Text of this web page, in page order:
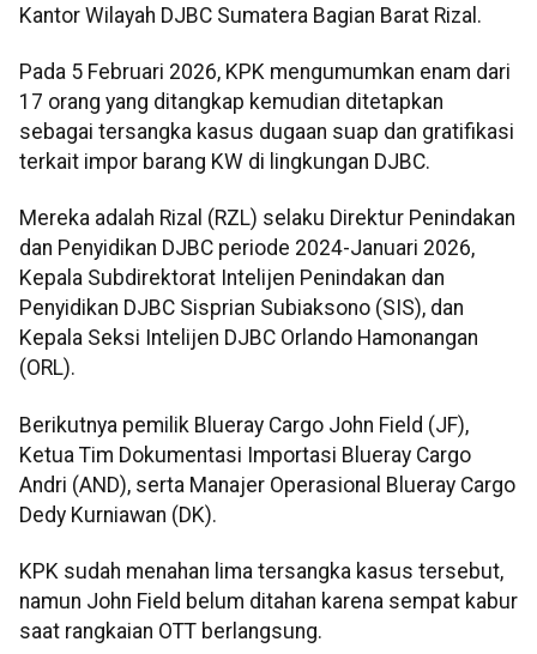
Kantor Wilayah DJBC Sumatera Bagian Barat Rizal.
Pada 5 Februari 2026, KPK mengumumkan enam dari
17 orang yang ditangkap kemudian ditetapkan
sebagai tersangka kasus dugaan suap dan gratifikasi
terkait impor barang KW di lingkungan DJBC.
Mereka adalah Rizal (RZL) selaku Direktur Penindakan
dan Penyidikan DJBC periode 2024-Januari 2026,
Kepala Subdirektorat Intelijen Penindakan dan
Penyidikan DJBC Sisprian Subiaksono (SIS), dan
Kepala Seksi Intelijen DJBC Orlando Hamonangan
(ORL).
Berikutnya pemilik Blueray Cargo John Field (JF),
Ketua Tim Dokumentasi Importasi Blueray Cargo
Andri (AND), serta Manajer Operasional Blueray Cargo
Dedy Kurniawan (DK).
KPK sudah menahan lima tersangka kasus tersebut,
namun John Field belum ditahan karena sempat kabur
saat rangkaian OTT berlangsung.